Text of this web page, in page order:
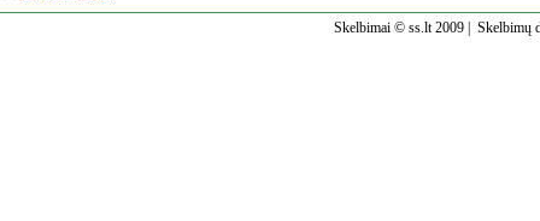
Skelbimai © ss.lt 2009 | Skelbimų